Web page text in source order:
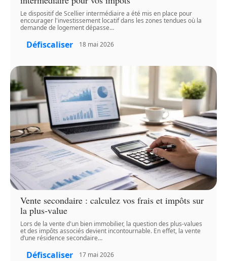
Le dispositif de Scellier intermédiaire a été mis en place pour
encourager l'investissement locatif dans les zones tendues où la
demande de logement dépasse…
Défiscaliser 18 mai 2026
Vente secondaire : calculez vos frais et impôts sur
la plus-value
Lors de la vente d'un bien immobilier, la question des plus-values
et des impôts associés devient incontournable. En effet, la vente
d’une résidence secondaire…
Défiscaliser 17 mai 2026